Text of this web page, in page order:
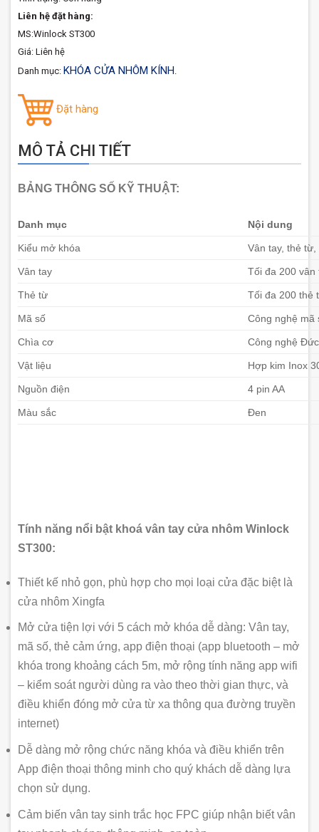
Liên hệ đặt hàng:
MS:Winlock ST300
Giá: Liên hệ
Danh mục: KHÓA CỬA NHÔM KÍNH.
Đặt hàng
MÔ TẢ CHI TIẾT
BẢNG THÔNG SỐ KỸ THUẬT:
Danh mục Nội dung
Kiểu mở khóa Vân tay, thẻ
Vân tay Tối đa 200 vân
Thẻ từ Tối đa 200 thẻ
Mã số Công nghệ mã
Chìa cơ Công nghệ
Vật liệu Hợp kim Inox
Nguồn điện 4 pin AA
Màu sắc Đen
Tính năng nổi bật khoá vân tay cửa nhôm Winlock
ST300:
Thiết kế nhỏ gọn, phù hợp cho mọi loại cửa đặc biệt là
cửa nhôm Xingfa
Mở cửa tiện lợi với 5 cách mở khóa dễ dàng: Vân tay,
mã số, thẻ cảm ứng, app điện thoại (app bluetooth – mở
khóa trong khoảng cách 5m, mở rộng tính năng app wifi
– kiểm soát người dùng ra vào theo thời gian thực, và
điều khiển đóng mở cửa từ xa thông qua đường truyền
internet)
Dễ dàng mở rộng chức năng khóa và điều khiển trên
App điện thoại thông minh cho quý khách dễ dàng lựa
chọn sử dụng.
Cảm biến vân tay sinh trắc học FPC giúp nhận biết vân